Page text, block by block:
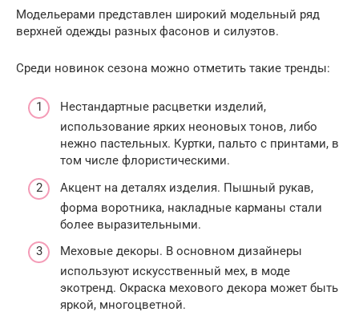
Модельерами представлен широкий модельный ряд
верхней одежды разных фасонов и силуэтов.
Среди новинок сезона можно отметить такие тренды:
Нестандартные расцветки изделий,
использование ярких неоновых тонов, либо
нежно пастельных. Куртки, пальто с принтами, в
том числе флористическими.
Акцент на деталях изделия. Пышный рукав,
форма воротника, накладные карманы стали
более выразительными.
Меховые декоры. В основном дизайнеры
используют искусственный мех, в моде
экотренд. Окраска мехового декора может быть
яркой, многоцветной.